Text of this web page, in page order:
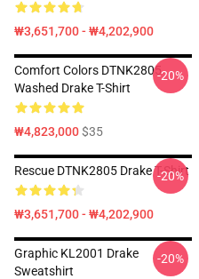
₩3,651,700 - ₩4,202,900
Comfort Colors DTNK2805
Washed Drake T-Shirt
₩4,823,000$35
-20%
Rescue DTNK2805 Drake T-Shirt
₩3,651,700 - ₩4,202,900
-20%
Graphic KL2001 Drake
Sweatshirt
-20%